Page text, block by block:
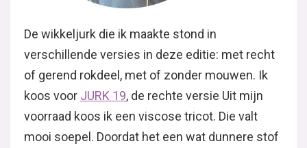
De wikkeljurk die ik maakte stond in
verschillende versies in deze editie: met recht
of gerend rokdeel, met of zonder mouwen. Ik
koos voor JURK 19, de rechte versie Uit mijn
voorraad koos ik een viscose tricot. Die valt
mooi soepel. Doordat het een wat dunnere stof